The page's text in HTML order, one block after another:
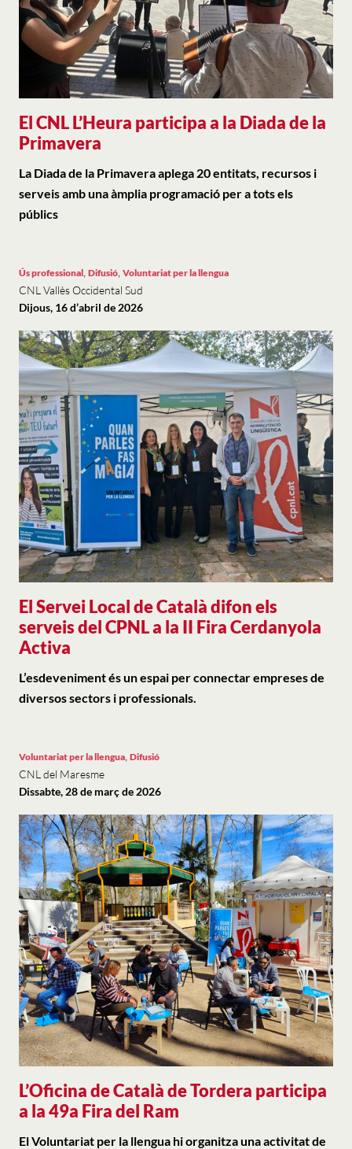
El CNL L’Heura participa a la Diada de la
Primavera
La Diada de la Primavera aplega 20 entitats, recursos i
serveis amb una àmplia programació per a tots els
públics
El Servei Local de Català difon els
serveis del CPNL a la II Fira Cerdanyola
Activa
Ús professional, Difusió, Voluntariat per la llengua
CNL Vallès Occidental Sud
Dijous, 16 d’abril de 2026
L’esdeveniment és un espai per connectar empreses de
diversos sectors i professionals.
L’Oficina de Català de Tordera participa
a la 49a Fira del Ram
Voluntariat per la llengua, Difusió
CNL del Maresme
Dissabte, 28 de març de 2026
El Voluntariat per la llengua hi organitza una activitat de